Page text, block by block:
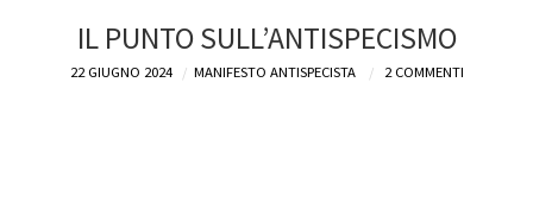
IL PUNTO SULL’ANTISPECISMO
22 GIUGNO 2024 MANIFESTO ANTISPECISTA 2 COMMENTI